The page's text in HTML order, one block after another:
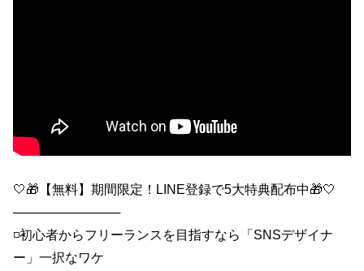
🤍🎁【無料】期間限定！LINE登録で5大特典配布中🎁🤍
────────────
◽️初心者からフリーランスを目指すなら「SNSデザイナ
ー」一択なワケ